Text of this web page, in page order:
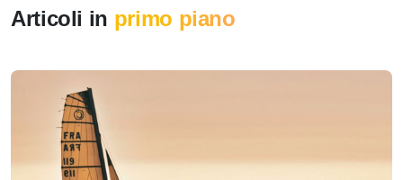
Articoli in primo piano